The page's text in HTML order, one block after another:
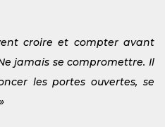
croire et compter avant
jamais se compromettre. Il
les portes ouvertes, se